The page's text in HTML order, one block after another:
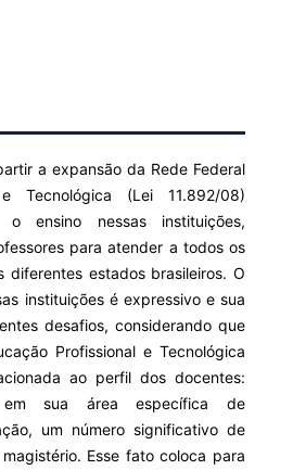
a expansão da Rede Federal
Tecnológica (Lei 11.892/08)
ensino nessas instituições,
para atender a todos os
estados brasileiros. O
instituições é expressivo e sua
desafios, considerando que
Profissional e Tecnológica
ao perfil dos docentes:
em sua área específica de
um número significativo de
Esse fato coloca para